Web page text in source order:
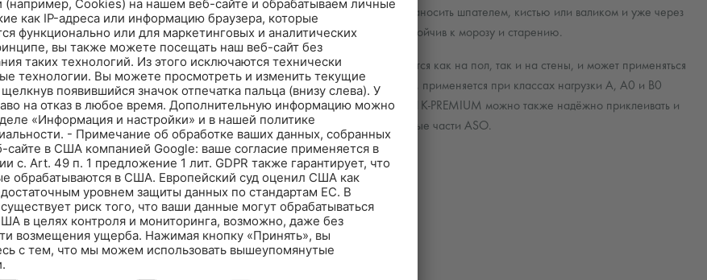
отличается длительным временем применения до 60 минут. Материал можно наносить шпателем, кистью или валиком и уже через
четыре часа укладывать на него плитку. Кроме того, он заделывает трещины, устойчив к морозу и старению.
Состав, специально разработанный для этого вида изоляции, прекрасно наносится как на пол, так и на стены, и может применяться
при выполнении как наружных, так и внутренних работ. AQUAFIN-1K-PREMIUM применяется при классах нагрузки A, A0 и B0
согласно инструкции ZDB "Комбинированная изоляция". С помощью AQUAFIN-1K-PREMIUM можно также надёжно приклеивать и
встраивать любые элементы системы, например, изоляционные ленты и фасонные части ASO.